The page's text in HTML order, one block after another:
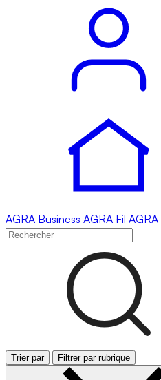
AGRA Business AGRA Fil AGRA
Trier par Filtrer par rubrique